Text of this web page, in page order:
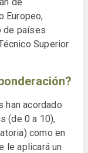
Europeo,
de países
Superior
han acordado
(de 0 a 10),
como en
le aplicará un